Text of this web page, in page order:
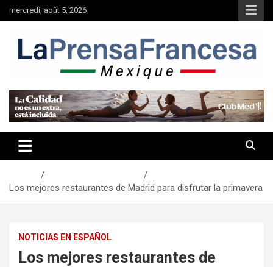
au
mercredi, août 5, 2026
Los mejores restaurantes de Madrid para disfrutar la primavera
NOTICIAS EN ESPAÑOL
Los mejores restaurantes de